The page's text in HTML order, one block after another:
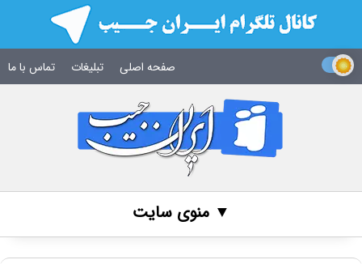
صفحه اصلی تبلیغات تماس با ما
▼ منوی سایت